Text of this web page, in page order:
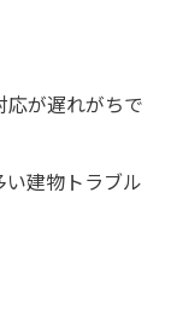
が遅れがちで
建物トラブル